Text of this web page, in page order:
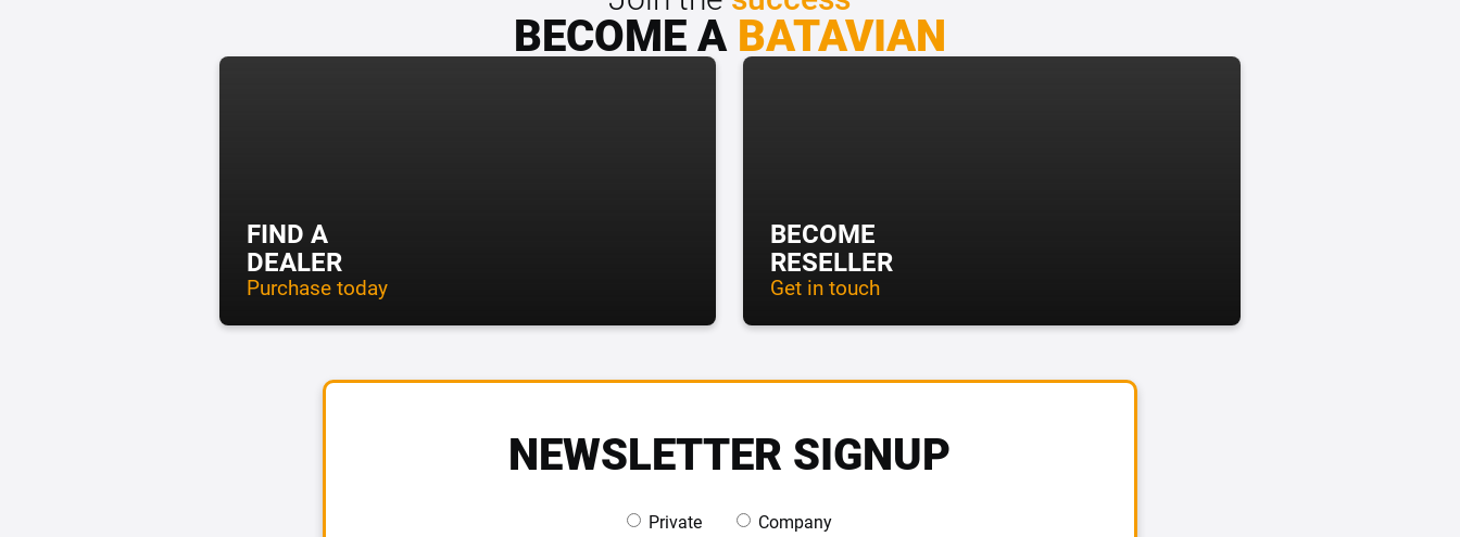
BECOME A BATAVIAN
FIND A
DEALER
Purchase today
BECOME
RESELLER
Get in touch
NEWSLETTER SIGNUP
Private
Company